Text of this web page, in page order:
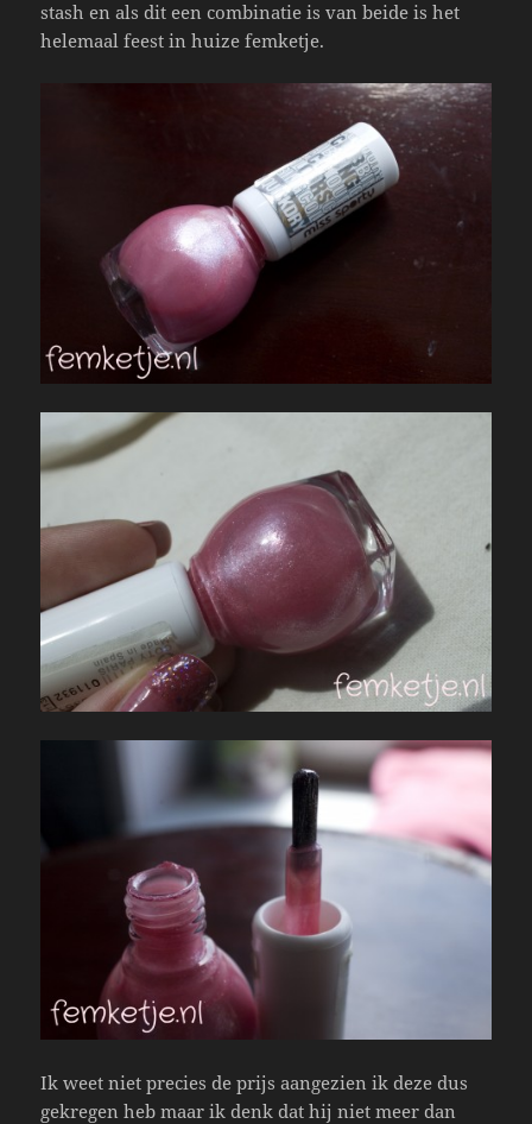
stash en als dit een combinatie is van beide is het
helemaal feest in huize femketje.
Ik weet niet precies de prijs aangezien ik deze dus
gekregen heb maar ik denk dat hij niet meer dan